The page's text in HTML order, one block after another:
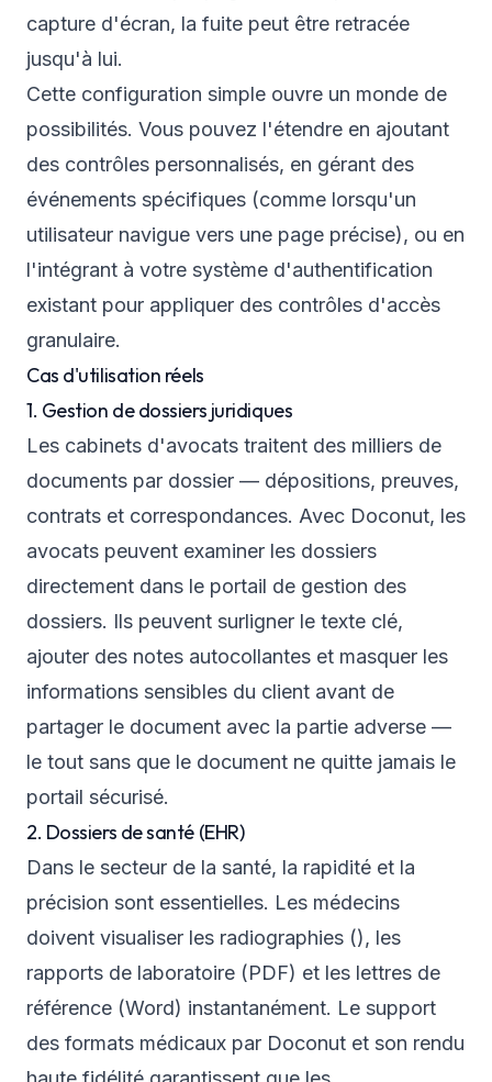
capture d'écran, la fuite peut être retracée
jusqu'à lui.
Cette configuration simple ouvre un monde de
possibilités. Vous pouvez l'étendre en ajoutant
des contrôles personnalisés, en gérant des
événements spécifiques (comme lorsqu'un
utilisateur navigue vers une page précise), ou en
l'intégrant à votre système d'authentification
existant pour appliquer des contrôles d'accès
granulaire.
Cas d'utilisation réels
1. Gestion de dossiers juridiques
Les cabinets d'avocats traitent des milliers de
documents par dossier — dépositions, preuves,
contrats et correspondances. Avec Doconut, les
avocats peuvent examiner les dossiers
directement dans le portail de gestion des
dossiers. Ils peuvent surligner le texte clé,
ajouter des notes autocollantes et masquer les
informations sensibles du client avant de
partager le document avec la partie adverse —
le tout sans que le document ne quitte jamais le
portail sécurisé.
2. Dossiers de santé (EHR)
Dans le secteur de la santé, la rapidité et la
précision sont essentielles. Les médecins
doivent visualiser les radiographies (), les
rapports de laboratoire (PDF) et les lettres de
référence (Word) instantanément. Le support
des formats médicaux par Doconut et son rendu